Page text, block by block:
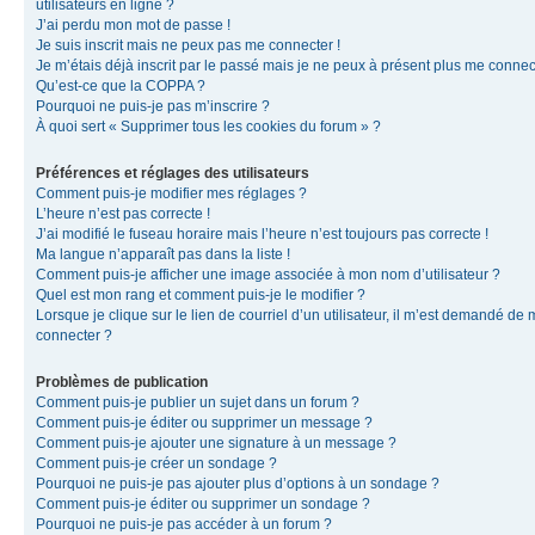
utilisateurs en ligne ?
J’ai perdu mon mot de passe !
Je suis inscrit mais ne peux pas me connecter !
Je m’étais déjà inscrit par le passé mais je ne peux à présent plus me
Qu’est-ce que la COPPA ?
Pourquoi ne puis-je pas m’inscrire ?
À quoi sert « Supprimer tous les cookies du forum » ?
Préférences et réglages des utilisateurs
Comment puis-je modifier mes réglages ?
L’heure n’est pas correcte !
J’ai modifié le fuseau horaire mais l’heure n’est toujours pas correcte !
Ma langue n’apparaît pas dans la liste !
Comment puis-je afficher une image associée à mon nom d’utilisateur ?
Quel est mon rang et comment puis-je le modifier ?
Lorsque je clique sur le lien de courriel d’un utilisateur, il m’est demandé de
connecter ?
Problèmes de publication
Comment puis-je publier un sujet dans un forum ?
Comment puis-je éditer ou supprimer un message ?
Comment puis-je ajouter une signature à un message ?
Comment puis-je créer un sondage ?
Pourquoi ne puis-je pas ajouter plus d’options à un sondage ?
Comment puis-je éditer ou supprimer un sondage ?
Pourquoi ne puis-je pas accéder à un forum ?